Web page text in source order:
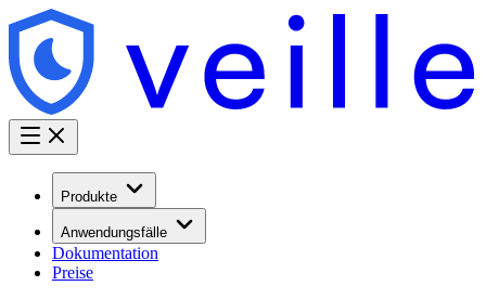
Produkte
Anwendungsfälle
Dokumentation
Preise